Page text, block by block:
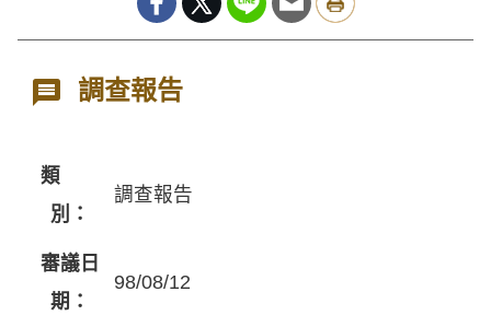
調查報告
類
別：
調查報告
審議日
期：
98/08/12